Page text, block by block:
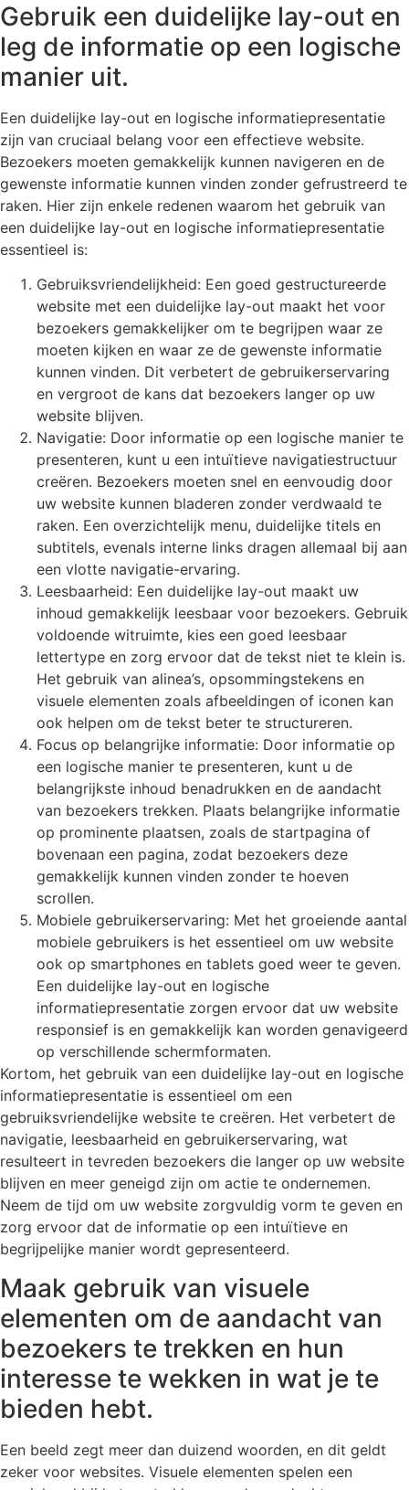
Gebruik een duidelijke lay-out en
leg de informatie op een logische
manier uit.
Een duidelijke lay-out en logische informatiepresentatie
zijn van cruciaal belang voor een effectieve website.
Bezoekers moeten gemakkelijk kunnen navigeren en de
gewenste informatie kunnen vinden zonder gefrustreerd te
raken. Hier zijn enkele redenen waarom het gebruik van
een duidelijke lay-out en logische informatiepresentatie
essentieel is:
Gebruiksvriendelijkheid: Een goed gestructureerde
website met een duidelijke lay-out maakt het voor
bezoekers gemakkelijker om te begrijpen waar ze
moeten kijken en waar ze de gewenste informatie
kunnen vinden. Dit verbetert de gebruikerservaring
en vergroot de kans dat bezoekers langer op uw
website blijven.
Navigatie: Door informatie op een logische manier te
presenteren, kunt u een intuïtieve navigatiestructuur
creëren. Bezoekers moeten snel en eenvoudig door
uw website kunnen bladeren zonder verdwaald te
raken. Een overzichtelijk menu, duidelijke titels en
subtitels, evenals interne links dragen allemaal bij aan
een vlotte navigatie-ervaring.
Leesbaarheid: Een duidelijke lay-out maakt uw
inhoud gemakkelijk leesbaar voor bezoekers. Gebruik
voldoende witruimte, kies een goed leesbaar
lettertype en zorg ervoor dat de tekst niet te klein is.
Het gebruik van alinea’s, opsommingstekens en
visuele elementen zoals afbeeldingen of iconen kan
ook helpen om de tekst beter te structureren.
Focus op belangrijke informatie: Door informatie op
een logische manier te presenteren, kunt u de
belangrijkste inhoud benadrukken en de aandacht
van bezoekers trekken. Plaats belangrijke informatie
op prominente plaatsen, zoals de startpagina of
bovenaan een pagina, zodat bezoekers deze
gemakkelijk kunnen vinden zonder te hoeven
scrollen.
Mobiele gebruikerservaring: Met het groeiende aantal
mobiele gebruikers is het essentieel om uw website
ook op smartphones en tablets goed weer te geven.
Een duidelijke lay-out en logische
informatiepresentatie zorgen ervoor dat uw website
responsief is en gemakkelijk kan worden genavigeerd
op verschillende schermformaten.
Kortom, het gebruik van een duidelijke lay-out en logische
informatiepresentatie is essentieel om een
gebruiksvriendelijke website te creëren. Het verbetert de
navigatie, leesbaarheid en gebruikerservaring, wat
resulteert in tevreden bezoekers die langer op uw website
blijven en meer geneigd zijn om actie te ondernemen.
Neem de tijd om uw website zorgvuldig vorm te geven en
zorg ervoor dat de informatie op een intuïtieve en
begrijpelijke manier wordt gepresenteerd.
Maak gebruik van visuele
elementen om de aandacht van
bezoekers te trekken en hun
interesse te wekken in wat je te
bieden hebt.
Een beeld zegt meer dan duizend woorden, en dit geldt
zeker voor websites. Visuele elementen spelen een